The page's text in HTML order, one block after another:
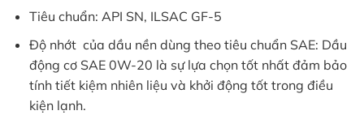
Tiêu chuẩn: API SN, ILSAC GF-5
Độ nhớt của dầu nền dùng theo tiêu chuẩn SAE: Dầu
động cơ SAE 0W-20 là sự lựa chọn tốt nhất đảm bảo
tính tiết kiệm nhiên liệu và khởi động tốt trong điều
kiện lạnh.